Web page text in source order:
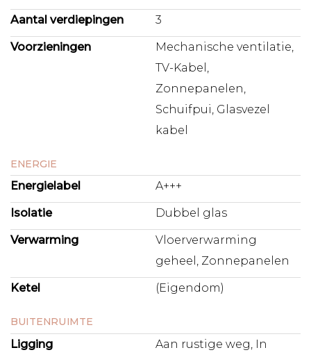
Aantal verdiepingen 3
Voorzieningen
Mechanische ventilatie,
TV-Kabel,
Zonnepanelen,
Schuifpui, Glasvezel
kabel
ENERGIE
Energielabel A+++
Isolatie Dubbel glas
Verwarming
Vloerverwarming
geheel, Zonnepanelen
Ketel (Eigendom)
BUITENRUIMTE
Ligging
Aan rustige weg, In